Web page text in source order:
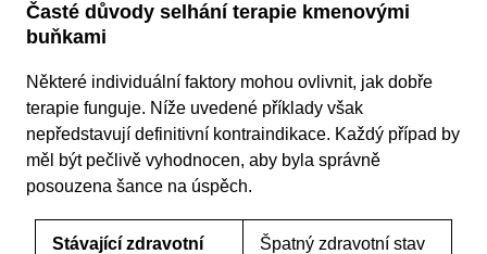
Časté důvody selhání terapie kmenovými
buňkami
Některé individuální faktory mohou ovlivnit, jak dobře
terapie funguje. Níže uvedené příklady však
nepředstavují definitivní kontraindikace. Každý případ by
měl být pečlivě vyhodnocen, aby byla správně
posouzena šance na úspěch.
Stávající zdravotní
Špatný zdravotní stav